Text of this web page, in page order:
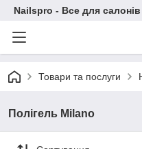
Nailspro - Все для
Товари та послуги
Полігель Milano